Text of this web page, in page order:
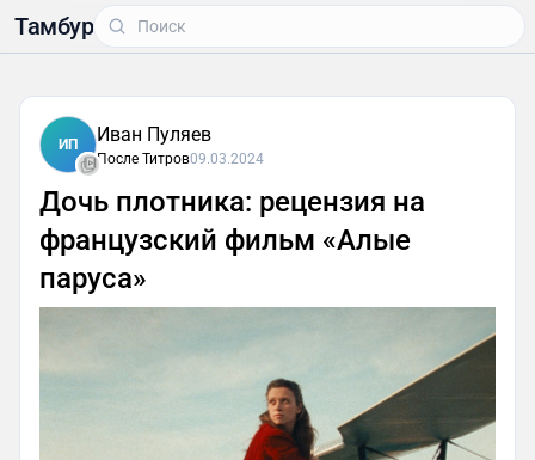
Тамбур
ИП Иван Пуляев
После Титров09.03.2024
Дочь плотника: рецензия на
французский фильм «Алые
паруса»